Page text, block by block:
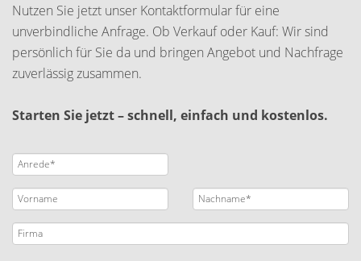
Nutzen Sie jetzt unser Kontaktformular für eine
unverbindliche Anfrage. Ob Verkauf oder Kauf: Wir sind
persönlich für Sie da und bringen Angebot und Nachfrage
zuverlässig zusammen.
Starten Sie jetzt – schnell, einfach und kostenlos.